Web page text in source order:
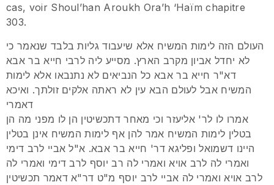
cas, voir Shoul’han Aroukh Ora’h ‘Haïm chapitre
303.
העולם הזה לימות המשיח אלא שיעבוד גליות בלבד שנאמר כי
לא יחדל אביון מקרב הארץ. מסייע ליה לרבי חייא בר אבא
דא"ר חייא בר אבא כל הנביאים לא נתנבאו אלא לימות
המשיח אבל לעולם הבא עין לא ראתה אלקים זולתך. ואיכא
דאמרי
אמרו לו לר' אליעזר וכי מאחר דתכשיטין הן לו מפני מה הן
בטלין לימות המשיח אמר להן אף לימות המשיח אינן בטלין
היינו דשמואל ופליגא דר' חייא בר אבא. א"ל אביי לרב דימי
ואמרי לה לרב אויא ואמרי לה רב יוסף לרב דימי ואמרי לה
לרב אויא ואמרי לה אביי לרב יוסף מ"ט דר"א דאמר תכשיטין